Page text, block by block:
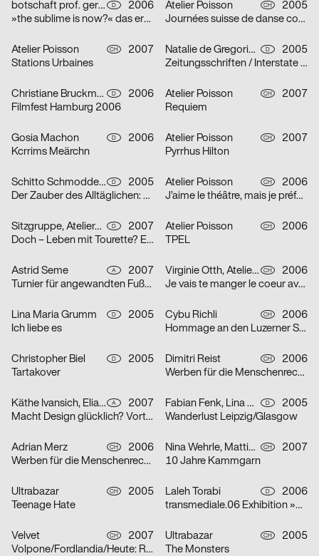
botschaft prof. gertrud nolte visuelle kommunikation und beratung D
2006
»the sublime is now?« das erhabene in der zeitgenössischen kunst
Atelier Poisson CH
2005
Journées suisse de danse contemporaine 2006
Atelier Poisson CH
2007
Stations Urbaines
Natalie de Gregorio, Manuel Dollt, Sebastian Fischer, Philipp Hubert, Tina Pachner D
2005
Zeitungsschriften / Interstate / Zu Peter Behrens / Dialog über Schrift und Typografie / Herbert Bayer und das Bauhaus
Christiane Bruckmann, Ute Necker D
2006
Filmfest Hamburg 2006
Atelier Poisson CH
2007
Requiem
Gosia Machon D
2006
Kcrrims Meärchn
Atelier Poisson CH
2007
Pyrrhus Hilton
Schitto Schmodde Waack Werbeagentur GmbH D
2005
Der Zauber des Alltäglichen: Punk / Unplugged / E-Mail / Tattoo
Atelier Poisson CH
2006
J’aime le théâtre, mais je préfère la télévision
Sitzgruppe, Ateliergemeinschaft selbständiger Grafik-Designerinnen D
2007
Doch – Leben mit Tourette? Erst recht!
Atelier Poisson CH
2006
TPEL
Astrid Seme A
2007
Turnier für angewandten Fußball 5
Virginie Otth, Atelier Poisson CH
2006
Je vais te manger le coeur avec mes petites dents
Lina Maria Grumm D
2005
Ich liebe es
Cybu Richli CH
2006
Hommage an den Luzerner Straßenphilosophen Emil Manser
Christopher Biel D
2005
Tartakover
Dimitri Reist CH
2006
Werben für die Menschenrechte
Käthe Ivansich, Elia Sarraffan A
2007
Macht Design glücklich? Vortrag Ruedi Baur
Fabian Fenk, Lina Maria Grumm, Jakob Kirch, Nella Rieken D
2005
Wanderlust Leipzig/Glasgow
Adrian Merz CH
2006
Werben für die Menschenrechte
Nina Wehrle, Mattias Leutwyler CH
2007
10 Jahre Kammgarn
Ultrabazar CH
2005
Teenage Hate
Laleh Torabi D
2006
transmediale.06 Exhibition »Smile Machines«
Velvet CH
2007
Volpone/Fordlandia/Heute: Raum Lumina/Die Nibelungen
Ultrabazar CH
2005
The Monsters